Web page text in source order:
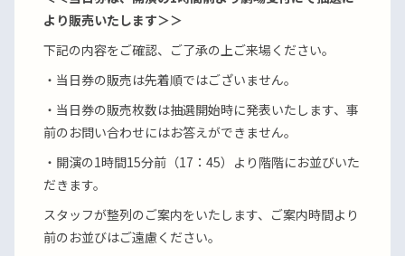
より販売いたします＞＞
下記の内容をご確認、ご了承の上ご来場ください。
・当日券の販売は先着順ではございません。
・当日券の販売枚数は抽選開始時に発表いたします、事
前のお問い合わせにはお答えができません。
・開演の1時間15分前（17：45）より階階にお並びいた
だきます。
スタッフが整列のご案内をいたします、ご案内時間より
前のお並びはご遠慮ください。